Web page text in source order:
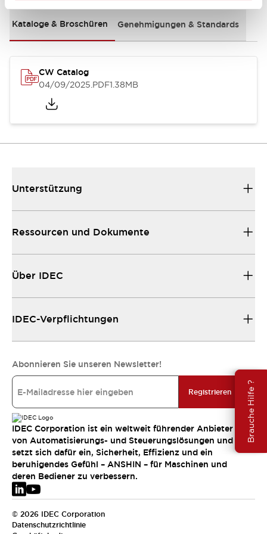
Brauche Hilfe ?
Kataloge & Broschüren Genehmigungen & Standards
CW Catalog
04/09/2025.PDF1.38MB
Unterstützung
Ressourcen und Dokumente
Über IDEC
IDEC-Verpflichtungen
Abonnieren Sie unseren Newsletter!
Registrieren
IDEC Corporation ist ein weltweit führender Anbieter
von Automatisierungs- und Steuerungslösungen und
setzt sich dafür ein, Sicherheit, Effizienz und ein
beruhigendes Gefühl – ANSHIN – für Maschinen und
deren Bediener zu verbessern.
© 2026 IDEC Corporation
Datenschutzrichtlinie